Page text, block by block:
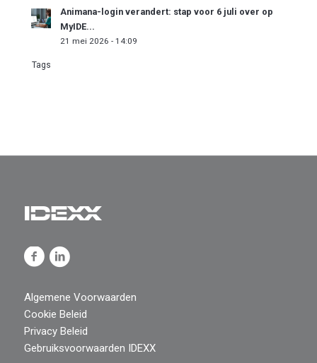
Animana-login verandert: stap voor 6 juli over op
MyIDE...
21 mei 2026 - 14:09
Tags
Algemene Voorwaarden
Cookie Beleid
Privacy Beleid
Gebruiksvoorwaarden IDEXX